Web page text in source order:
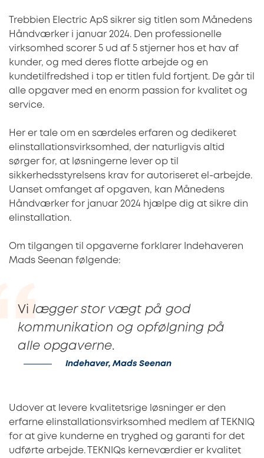
Trebbien Electric ApS sikrer sig titlen som Månedens
Håndværker i januar 2024. Den professionelle
virksomhed scorer 5 ud af 5 stjerner hos et hav af
kunder, og med deres flotte arbejde og en
kundetilfredshed i top er titlen fuld fortjent. De går til
alle opgaver med en enorm passion for kvalitet og
service.
Her er tale om en særdeles erfaren og dedikeret
elinstallationsvirksomhed, der naturligvis altid
sørger for, at løsningerne lever op til
sikkerhedsstyrelsens krav for autoriseret el-arbejde.
Uanset omfanget af opgaven, kan Månedens
Håndværker for januar 2024 hjælpe dig at sikre din
elinstallation.
Om tilgangen til opgaverne forklarer Indehaveren
Mads Seenan følgende:
Vi lægger stor vægt på god
kommunikation og opfølgning på
alle opgaverne.
Indehaver, Mads Seenan
Udover at levere kvalitetsrige løsninger er den
erfarne elinstallationsvirksomhed medlem af TEKNIQ
for at give kunderne en tryghed og garanti for det
udførte arbejde. TEKNIQs kerneværdier er kvalitet